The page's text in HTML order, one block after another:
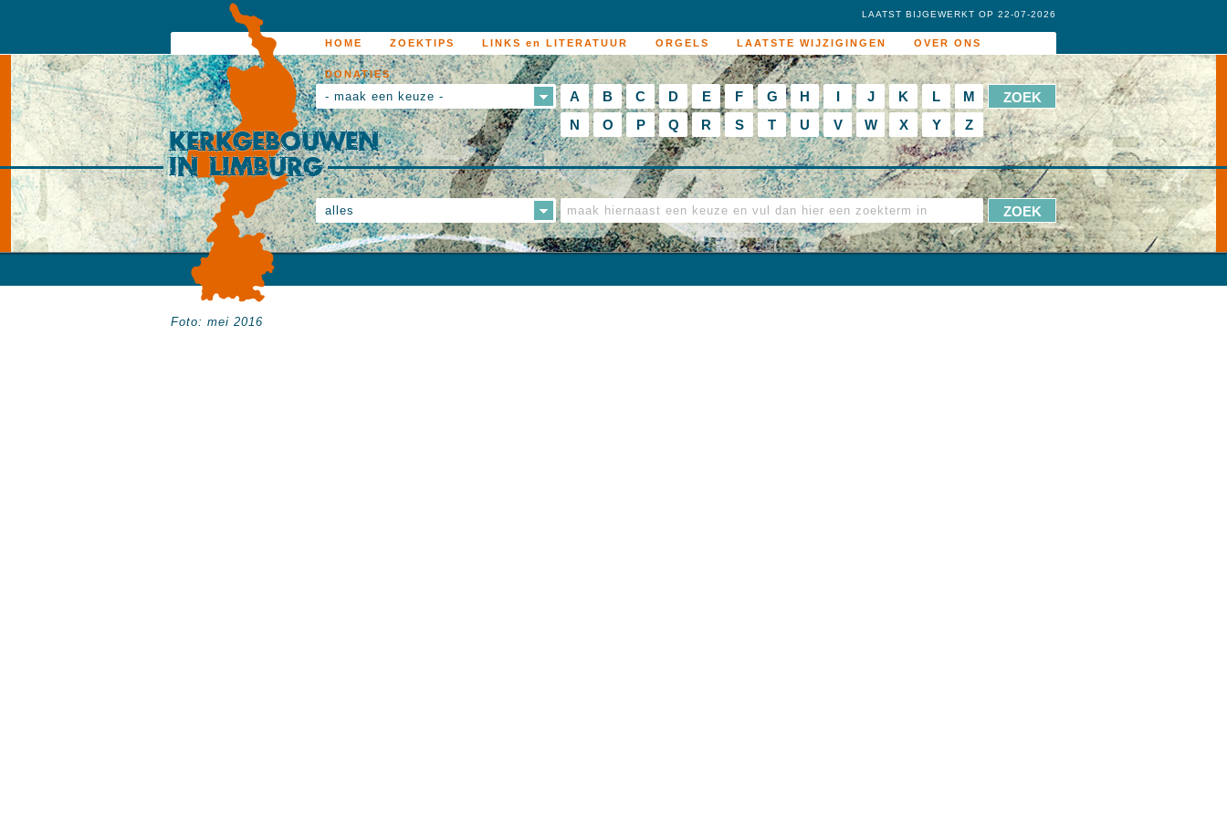
HOME ZOEKTIPS LINKS en LITERATUUR ORGELS LAATSTE WIJZIGINGEN OVER ONS
DONATIES
LAATST BIJGEWERKT OP 22-07-2026
- maak een keuze - A B C D E F G H I J K L
M
N
O P Q R S T U V W X Y Z
alles
Foto: mei 2016